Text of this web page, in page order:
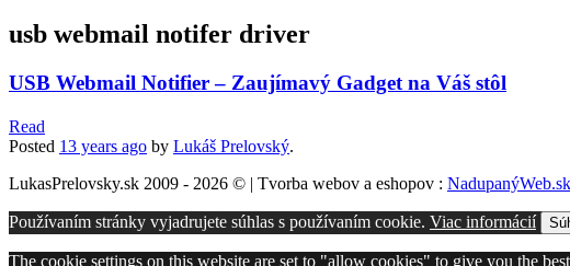
usb webmail notifer driver
USB Webmail Notifier – Zaujímavý Gadget na Váš stôl
Read
Posted 13 years ago by Lukáš Prelovský.
LukasPrelovsky.sk 2009 - 2026 © | Tvorba webov a eshopov :
Používaním stránky vyjadrujete súhlas s používaním cookie. Viac informácií
The cookie settings on this website are set to "allow cookies" to give you the